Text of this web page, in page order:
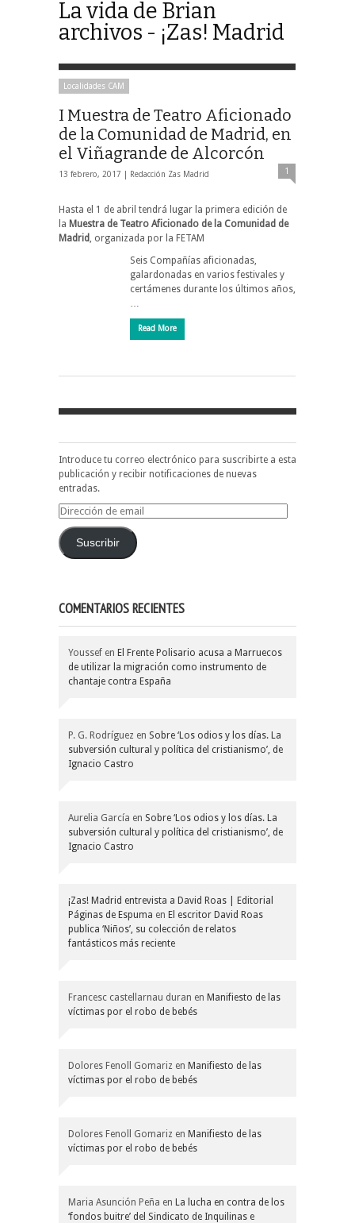
La vida de Brian
archivos - ¡Zas! Madrid
Localidades CAM
I Muestra de Teatro Aficionado
de la Comunidad de Madrid, en
el Viñagrande de Alcorcón
13 febrero, 2017 | Redacción Zas Madrid 1
Hasta el 1 de abril tendrá lugar la primera edición de
la Muestra de Teatro Aficionado de la Comunidad de
Madrid
, organizada por la FETAM
Seis Compañías aficionadas,
galardonadas en varios festivales y
certámenes durante los últimos años,
Read More
Introduce tu correo electrónico para suscribirte a esta
publicación y recibir notificaciones de nuevas
entradas.
Dirección
emailSuscribir
COMENTARIOS RECIENTES
Youssef en El Frente Polisario acusa a Marruecos
de utilizar la migración como instrumento de
chantaje contra España
P. G. Rodríguez en Sobre ‘Los odios y los días. La
subversión cultural y política del cristianismo’, de
Ignacio Castro
Aurelia García en Sobre ‘Los odios y los días. La
subversión cultural y política del cristianismo’, de
Ignacio Castro
¡Zas! Madrid entrevista a David Roas | Editorial
Páginas de Espuma en El escritor David Roas
publica ‘Niños’, su colección de relatos
fantásticos más reciente
Francesc castellarnau duran en Manifiesto de las
víctimas por el robo de bebés
Dolores Fenoll Gomariz en Manifiesto de las
víctimas por el robo de bebés
Dolores Fenoll Gomariz en Manifiesto de las
víctimas por el robo de bebés
Maria Asunción Peña en La lucha en contra de los
‘fondos buitre’ del Sindicato de Inquilinas e